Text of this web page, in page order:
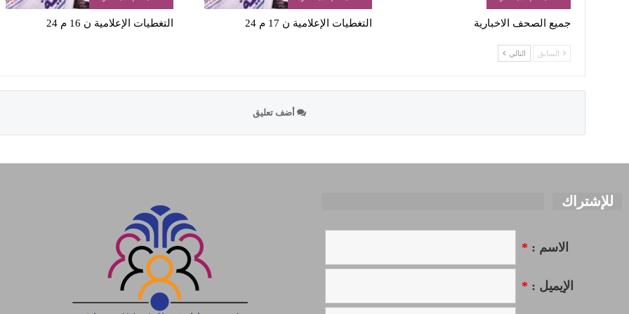
جميع الصحف الاخبارية التغطيات الإعلامية ن 17 م 24 التغطيات الإعلامية ن 16 م 24
السابق التالي
أضف تعليق
للإشتراك
الاسم : *
الإيميل : *